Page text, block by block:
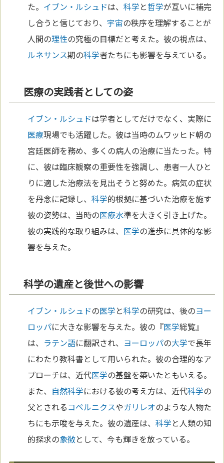
た。 イブン・ルシュドは、科学と哲学が互いに補完
し合うと信じており、 宇宙の秩序を理解することが
人間の理性の究極の目標だと考えた。彼の視点は、
ルネサンス期の科学者たちにも影響を与えている。
医療の実践者としての姿
イブン・ルシュドは学者としてだけでなく、実際に
医療現場でも活躍した。彼は当時のムワッヒド朝の
宮廷医師を務め、多くの病人の治療に当たった。特
に、彼は臨床観察の重要性を強調し、患者一人ひと
りに適した治療法を見出そうと努めた。病気の症状
を丹念に記録し、科学的根拠に基づいた治療を施す
彼の姿勢は、当時の医療水準を大きく引き上げた。
彼の実践的な取り組みは、 医学の進歩に具体的な影
響を与えた。
科学の遺産と後世への影響
イブン・ルシュドの医学と科学の研究は、後のヨー
ロッパに大きな影響を与えた。彼の『医学総覧』
は、 ラテン語に翻訳され、 ヨーロッパの大学で長年
にわたり教科書として用いられた。彼の合理的なア
プローチは、近代医学の基盤を築いたともいえる。
また、 自然科学における彼の考え方は、近代科学の
父とされるコペルニクスやガリレオのような人物た
ちにも示唆を与えた。彼の遺産は、科学と人類の知
的探求の象徴として、今も輝きを放っている。